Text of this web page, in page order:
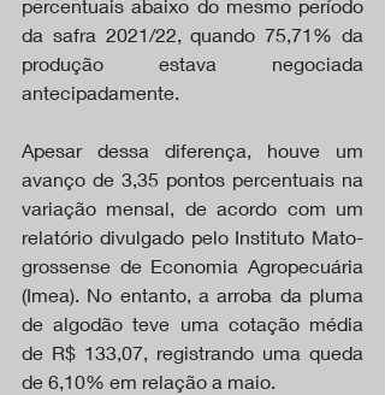
percentuais abaixo do mesmo período
da safra 2021/22, quando 75,71% da
produção estava negociada
antecipadamente.
Apesar dessa diferença, houve um
avanço de 3,35 pontos percentuais na
variação mensal, de acordo com um
relatório divulgado pelo Instituto Mato-
grossense de Economia Agropecuária
(Imea). No entanto, a arroba da pluma
de algodão teve uma cotação média
de R$ 133,07, registrando uma queda
de 6,10% em relação a maio.